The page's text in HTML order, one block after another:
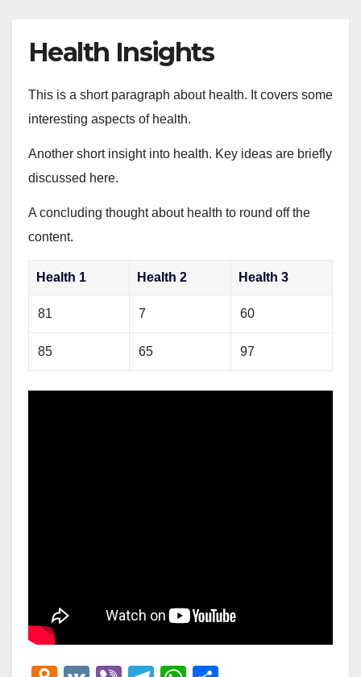
Health Insights
This is a short paragraph about health. It covers some
interesting aspects of health.
Another short insight into health. Key ideas are briefly
discussed here.
A concluding thought about health to round off the
content.
Health 1 Health 2 Health 3
81 7 60
85 65 97